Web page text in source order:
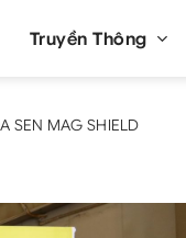
Truyền Thông
SEN MAG SHIELD